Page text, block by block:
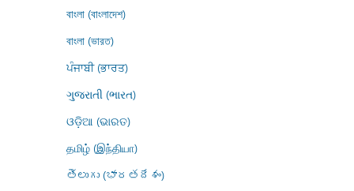
বাংলা (বাংলাদেশ)
বাংলা (ভারত)
ਪੰਜਾਬੀ (ਭਾਰਤ)
ગુજરાતી (ભારત)
ଓଡ଼ିଆ (ଭାରତ)
தமிழ் (இந்தியா)
తెలుగు (భారతదేశం)